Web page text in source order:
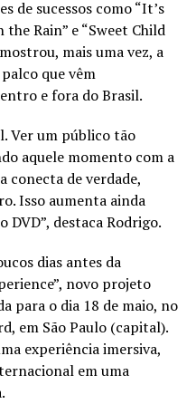
de sucessos como “It’s
the Rain” e “Sweet Child
mais uma vez, a
que vêm
e fora do Brasil.
Ver um público tão
aquele momento com a
conecta de verdade,
Isso aumenta ainda
DVD”, destaca Rodrigo.
dias antes da
novo projeto
para o dia 18 de maio, no
em São Paulo (capital).
experiência imersiva,
em uma